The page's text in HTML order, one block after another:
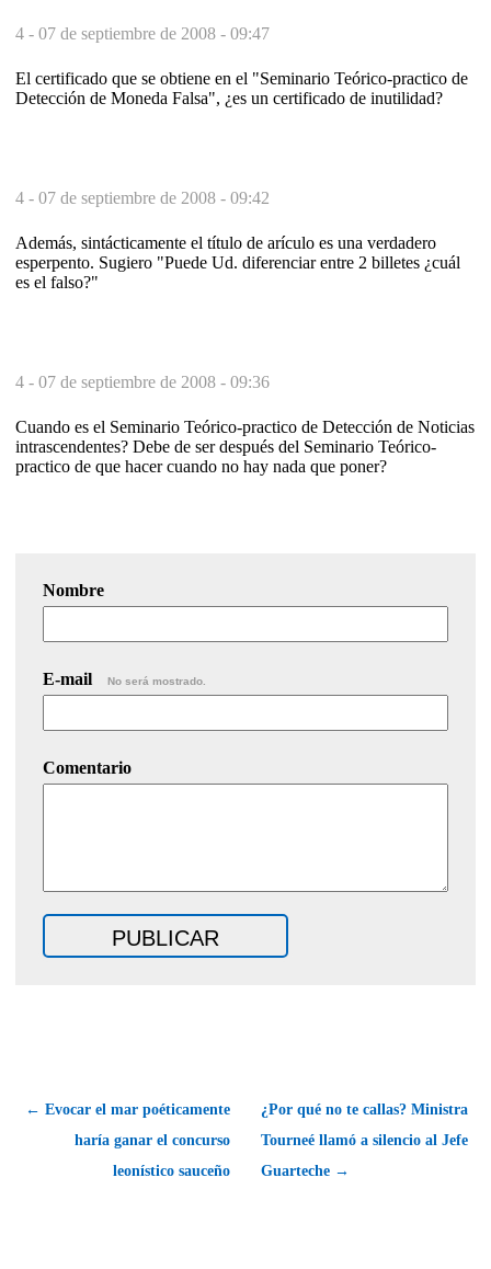
4 - 07 de septiembre de 2008 - 09:47
El certificado que se obtiene en el "Seminario Teórico-practico de
Detección de Moneda Falsa", ¿es un certificado de inutilidad?
4 - 07 de septiembre de 2008 - 09:42
Además, sintácticamente el título de arículo es una verdadero
esperpento. Sugiero "Puede Ud. diferenciar entre 2 billetes ¿cuál
es el falso?"
4 - 07 de septiembre de 2008 - 09:36
Cuando es el Seminario Teórico-practico de Detección de Noticias
intrascendentes? Debe de ser después del Seminario Teórico-
practico de que hacer cuando no hay nada que poner?
Nombre
E-mail No será mostrado.
Comentario
← Evocar el mar poéticamente
haría ganar el concurso
leonístico sauceño
¿Por qué no te callas? Ministra
Tourneé llamó a silencio al Jefe
Guarteche →